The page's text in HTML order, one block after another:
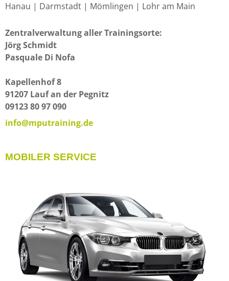
Hanau | Darmstadt | Mömlingen | Lohr am Main
Zentralverwaltung aller Trainingsorte:
Jörg Schmidt
Pasquale Di Nofa
Kapellenhof 8
91207 Lauf an der Pegnitz
09123 80 97 090
info@mputraining.de
MOBILER SERVICE